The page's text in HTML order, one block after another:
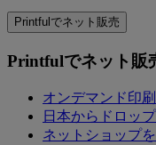
Printfulでネット販売
Printfulでネット販
オンデマンド印刷
日本からドロッ
ネットショップ